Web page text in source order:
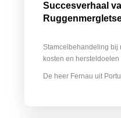
Succesverhaal
Stamcelbehandeling bij
kosten en hersteldoelen
De heer Fernau uit